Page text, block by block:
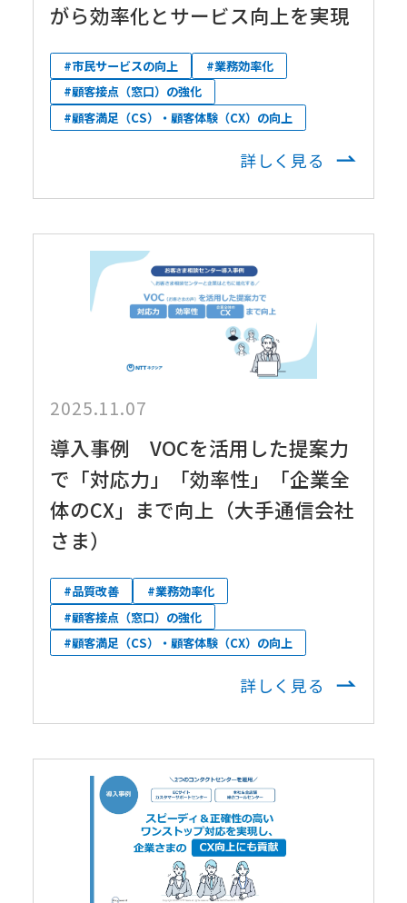
がら効率化とサービス向上を実現
#市民サービスの向上
#業務効率化
#顧客接点（窓口）の強化
#顧客満足（CS）・顧客体験（CX）の向上
詳しく見る
2025.11.07
導入事例 VOCを活用した提案力
で「対応力」「効率性」「企業全
体のCX」まで向上（大手通信会社
さま）
#品質改善
#業務効率化
#顧客接点（窓口）の強化
#顧客満足（CS）・顧客体験（CX）の向上
詳しく見る